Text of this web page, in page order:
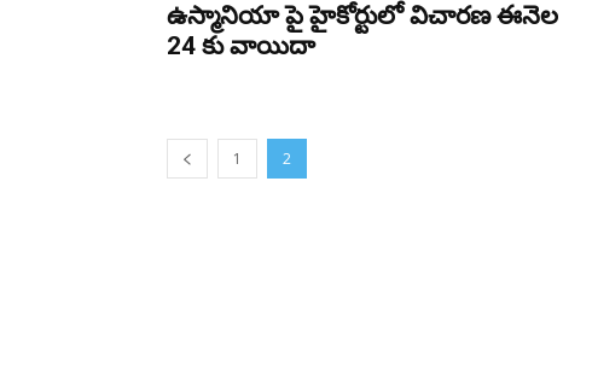
ఉస్మానియా పై హైకోర్టులో విచారణ ఈనెల
24 కు వాయిదా
1 2